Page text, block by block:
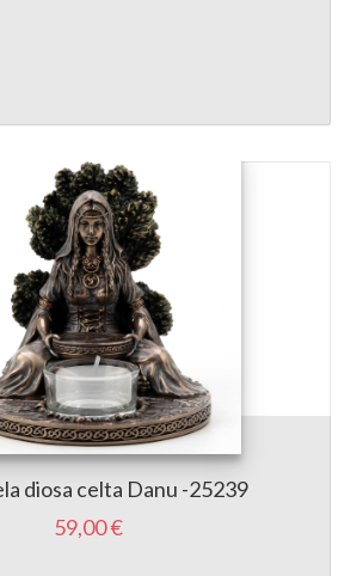
diosa celta Danu -25239
59,00 €